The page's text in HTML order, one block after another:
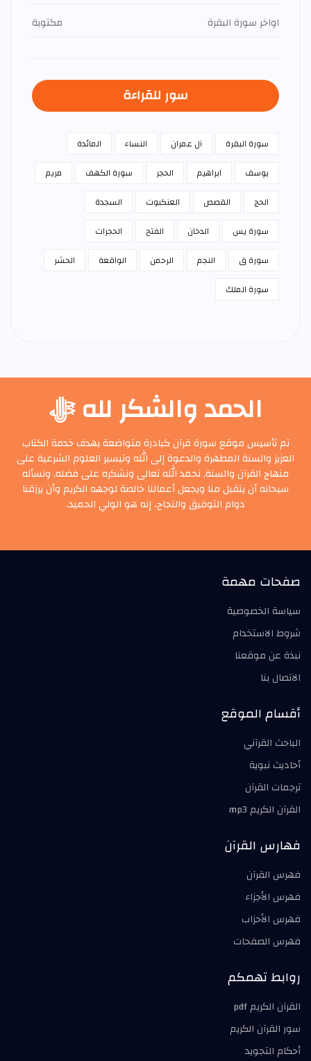
اواخر سورة البقرة
مكتوبة
سور للقراءة
سورة البقرة آل عمران النساء
المائدة
يوسف
ابراهيم الحجر سورة الكهف
مريم
الحج
القصص العنكبوت
السجدة
سورة يس
الدخان الفتح
الحجرات
سورة ق
النجم الرحمن الواقعة
الحشر
سورة الملك
الحمد والشكر لله ﷻ
تم تأسيس موقع سورة قرآن كبادرة متواضعة بهدف خدمة الكتاب
العزيز والسنة المطهرة والدعوة إلى الله وتيسير العلوم الشرعية على
منهاج القرآن والسنة, نحمد الله تعالى ونشكره على فضله, ونسأله
سبحانه أن يتقبل منا ويجعل أعمالنا خالصة لوجهه الكريم وأن يرزقنا
دوام التوفيق والنجاح، إنه هو الولي الحميد.
صفحات مهمة
سياسة الخصوصية
شروط الاستخدام
نبذة عن موقعنا
الاتصال بنا
أقسام الموقع
الباحث القرآني
أحاديث نبوية
ترجمات القرآن
القرآن الكريم mp3
فهارس القرآن
فهرس القرآن
فهرس الأجزاء
فهرس الأحزاب
فهرس الصفحات
روابط تهمكم
القرآن الكريم pdf
سور القرآن الكريم
أحكام التجويد